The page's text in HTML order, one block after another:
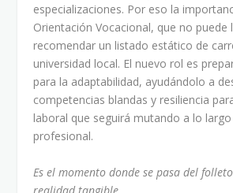
especializaciones. Por eso la
Orientación Vocacional, que no puede
recomendar un listado estático de
universidad local. El nuevo rol es
para la adaptabilidad, ayudándolo a
competencias blandas y resiliencia
laboral que seguirá mutando a lo
profesional.
Es el momento donde se pasa del